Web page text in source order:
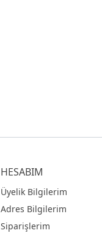
HESABIM
Üyelik Bilgilerim
Adres Bilgilerim
Siparişlerim